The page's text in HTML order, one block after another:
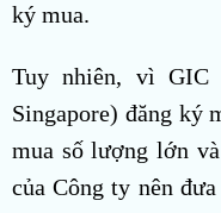
ký mua.
Tuy nhiên, vì GIC
Singapore) đăng ký
mua số lượng lớn
của Công ty nên